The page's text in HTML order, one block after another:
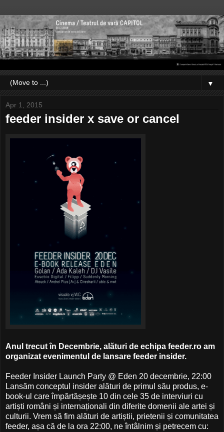
▼
Apr 1, 2015
feeder insider x save or cancel
Anul trecut în Decembrie, alături de echipa feeder.ro am
organizat evenimentul de lansare feeder insider.
Feeder Insider Launch Party @ Eden 20 decembrie, 22:00
Lansăm conceptul insider alături de primul său produs, e-
book-ul care împărtășește 10 din cele 35 de interviuri cu
artiști români și internaționali din diferite domenii ale artei și
culturii. Vrem să fim alături de artiștii, prietenii și comunitatea
feeder, așa că de la ora 22:00, ne întâlnim și petrecem cu: